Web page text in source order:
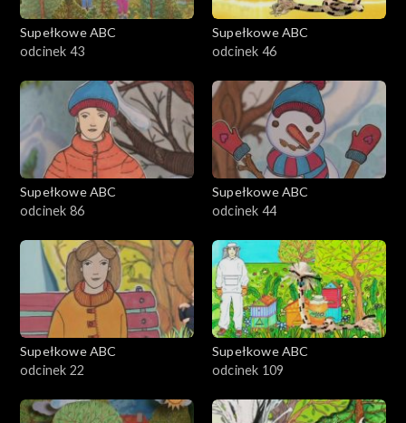
Supełkowe ABC
odcinek 43
Supełkowe ABC
odcinek 46
Supełkowe ABC
odcinek 86
Supełkowe ABC
odcinek 44
Supełkowe ABC
odcinek 22
Supełkowe ABC
odcinek 109